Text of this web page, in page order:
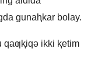
gunaⱨkar bolay.
qaƣⱪiqǝ ikki ⱪetim